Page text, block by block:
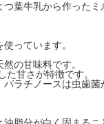
葉牛乳から作った
っています。
の甘味料です。
甘さが特徴です。
ラチノースは虫歯